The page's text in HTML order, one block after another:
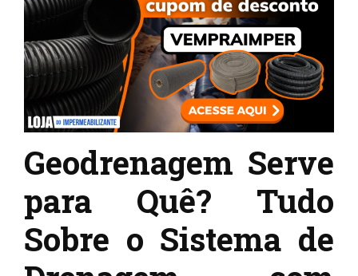
Geodrenagem Serve
para Quê? Tudo
Sobre o Sistema de